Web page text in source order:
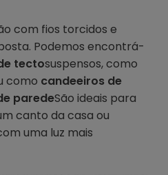
com fios torcidos e
Podemos encontrá-
tectosuspensos, como
como candeeiros de
paredeSão ideais para
canto da casa ou
uma luz mais